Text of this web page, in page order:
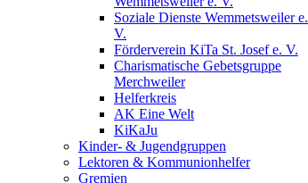
Soziale Dienste Wemmetsweiler e.
V.
Förderverein KiTa St. Josef e. V.
Charismatische Gebetsgruppe
Merchweiler
Helferkreis
AK Eine Welt
KiKaJu
Kinder- & Jugendgruppen
Lektoren & Kommunionhelfer
Gremien